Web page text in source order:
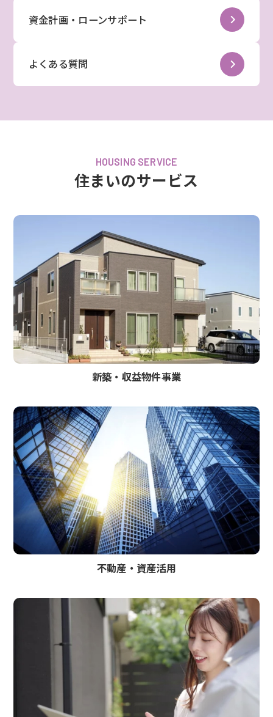
資金計画・ローンサポート
よくある質問
HOUSING SERVICE
住まいのサービス
新築‧収益物件事業
不動産・資産活用